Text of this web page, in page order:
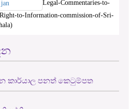
කාර්යාල පනත් කෙටුම්පත